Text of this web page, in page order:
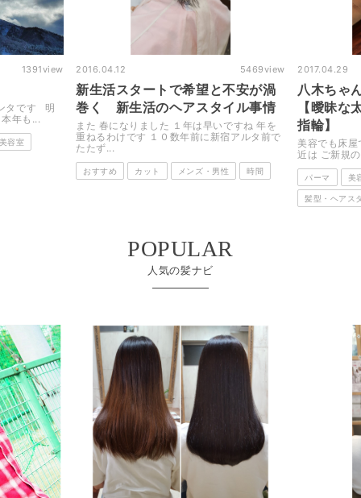
5469view
ル事情
ですね 年を
アルタ前で
2017.04.29 3683view
八木ちゃんが来た 今度の舞台は
【曖昧な太陽の口笛とおもちゃの
指輪】
美容でも床屋でもないヒライケンタです 最
近は ご新規のお客様にも恵まれて たく...
パーマ 美容院・美容室
2017.02.10
Rodge.
性に癒
美容でも床
【Hair
おすすめ
美容院・美
POPULAR
人気の髪ナビ